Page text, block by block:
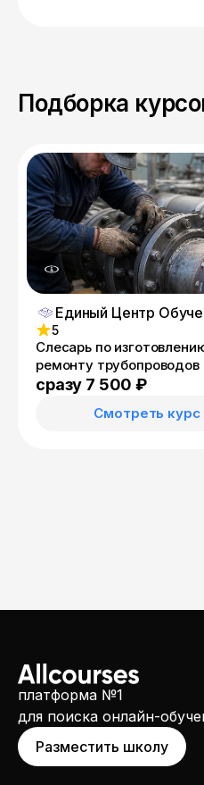
Подборка
Единый Центр
5
Слесарь по
ремонту трубопроводов
сразу 7 500 ₽
Смотреть курс
платформа №1
для поиска онлайн-
Разместить школу